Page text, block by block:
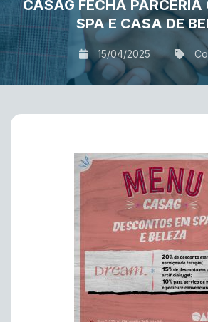
CASAG FECHA PARCERIA
SPA E CASA DE
15/04/2025